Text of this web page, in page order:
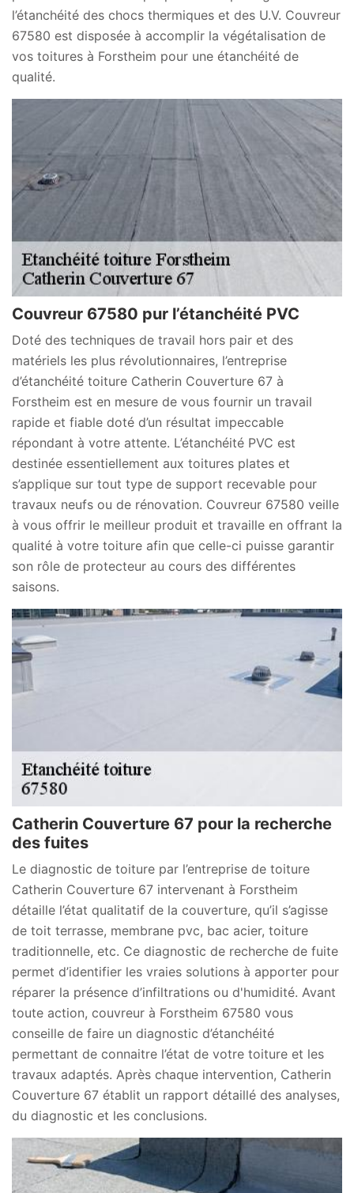
l’étanchéité des chocs thermiques et des U.V. Couvreur
67580 est disposée à accomplir la végétalisation de
vos toitures à Forstheim pour une étanchéité de
qualité.
Couvreur 67580 pur l’étanchéité PVC
Doté des techniques de travail hors pair et des
matériels les plus révolutionnaires, l’entreprise
d’étanchéité toiture Catherin Couverture 67 à
Forstheim est en mesure de vous fournir un travail
rapide et fiable doté d’un résultat impeccable
répondant à votre attente. L’étanchéité PVC est
destinée essentiellement aux toitures plates et
s’applique sur tout type de support recevable pour
travaux neufs ou de rénovation. Couvreur 67580 veille
à vous offrir le meilleur produit et travaille en offrant la
qualité à votre toiture afin que celle-ci puisse garantir
son rôle de protecteur au cours des différentes
saisons.
Catherin Couverture 67 pour la recherche
des fuites
Le diagnostic de toiture par l’entreprise de toiture
Catherin Couverture 67 intervenant à Forstheim
détaille l’état qualitatif de la couverture, qu’il s’agisse
de toit terrasse, membrane pvc, bac acier, toiture
traditionnelle, etc. Ce diagnostic de recherche de fuite
permet d’identifier les vraies solutions à apporter pour
réparer la présence d’infiltrations ou d'humidité. Avant
toute action, couvreur à Forstheim 67580 vous
conseille de faire un diagnostic d’étanchéité
permettant de connaitre l’état de votre toiture et les
travaux adaptés. Après chaque intervention, Catherin
Couverture 67 établit un rapport détaillé des analyses,
du diagnostic et les conclusions.